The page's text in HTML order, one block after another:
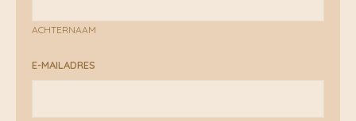
ACHTERNAAM
E-MAILADRES